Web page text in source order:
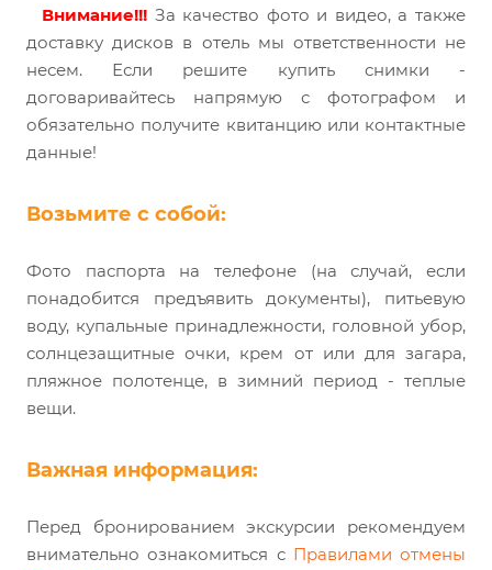
Внимание!!! За качество фото и видео, а также
доставку дисков в отель мы ответственности не
несем. Если решите купить снимки -
договаривайтесь напрямую с фотографом и
обязательно получите квитанцию или контактные
данные!
Возьмите с собой:
Фото паспорта на телефоне (на случай, если
понадобится предъявить документы), питьевую
воду, купальные принадлежности, головной убор,
солнцезащитные очки, крем от или для загара,
пляжное полотенце, в зимний период - теплые
вещи.
Важная информация:
Перед бронированием экскурсии рекомендуем
внимательно ознакомиться с Правилами отмены